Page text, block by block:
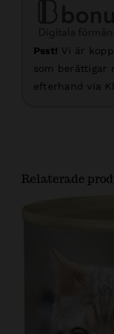
Psst! Vi är
som berättigar
efterhand via
Relaterade